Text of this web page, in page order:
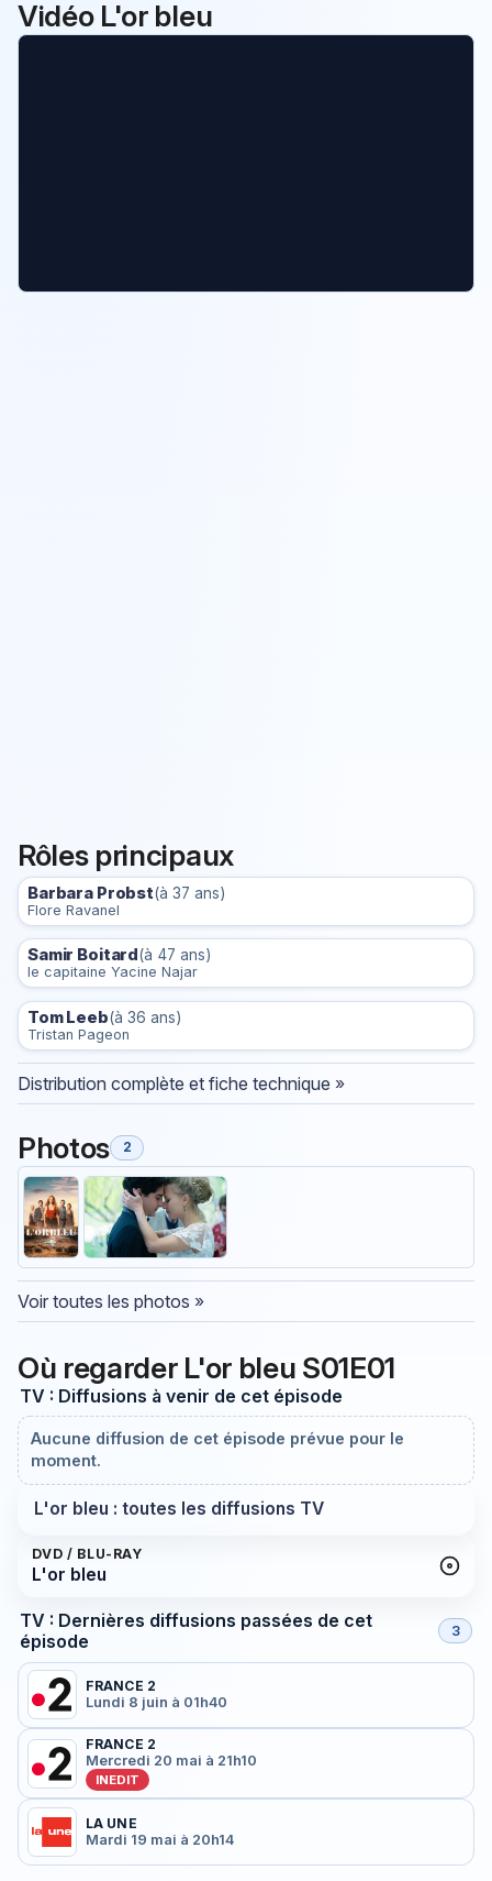
Vidéo L'or bleu
Rôles principaux
Barbara Probst(à 37 ans)
Flore Ravanel
Samir Boitard(à 47 ans)
le capitaine Yacine Najar
Tom Leeb(à 36 ans)
Tristan Pageon
Distribution complète et fiche technique »
Photos 2
Voir toutes les photos »
Où regarder L'or bleu S01E01
TV : Diffusions à venir de cet épisode
Aucune diffusion de cet épisode prévue pour le
moment.
L'or bleu : toutes les diffusions TV
DVD / BLU-RAY
L'or bleu
TV : Dernières diffusions passées de cet
épisode
3
FRANCE 2
Lundi 8 juin à 01h40
FRANCE 2
Mercredi 20 mai à 21h10
INEDIT
LA UNE
Mardi 19 mai à 20h14